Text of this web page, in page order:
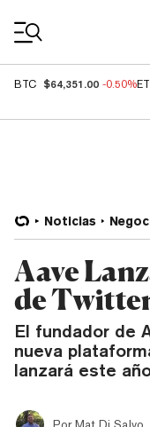
BTC $64,351.00 -0.50%
Noticias
Aave
de
El fundador de
nueva
lanzará este